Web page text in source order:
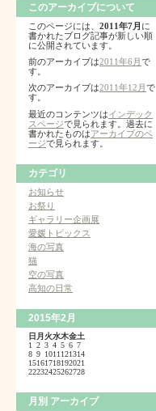
このアーカイブについて
このページには、 2011年7月 に
書かれたブログ記事が新しい順
に公開されています。
前のアーカイブは2011年6月で
す。
次のアーカイブは2011年12月 で
す。
最近のコンテンツはインデック
スページで見られます。過去に
書かれたものはアーカイブのペ
ージで見られます。
カテゴリ
お知らせ
お祭り
ギャラリー企画展
愛媛トピックス
海の写真
猫
空の写真
高知の日常
2015年2月
日 月 火水木金土
1
2 3 4 5 6 7
8 9 1011 121314
15161718192021
22232425262728
月別 アーカイブ